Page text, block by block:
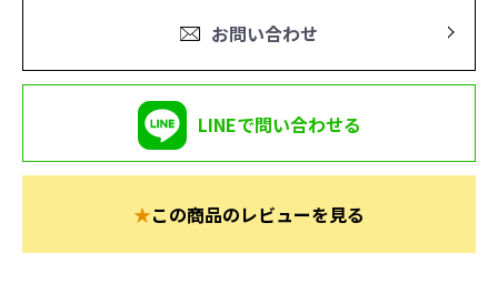
お問い合わせ
LINEで問い合わせる
★この商品のレビューを見る